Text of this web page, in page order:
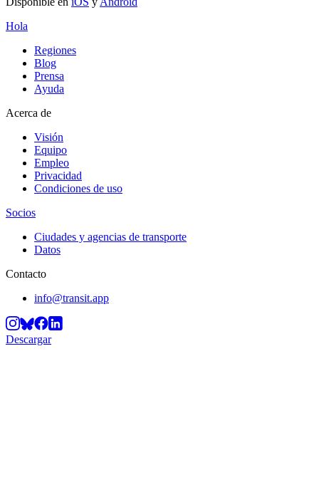
Hola
Regiones
Blog
Prensa
Ayuda
Acerca de
Visión
Equipo
Empleo
Privacidad
Condiciones de uso
Socios
Ciudades y agencias de transporte
Datos
Contacto
info@transit.app
Descargar